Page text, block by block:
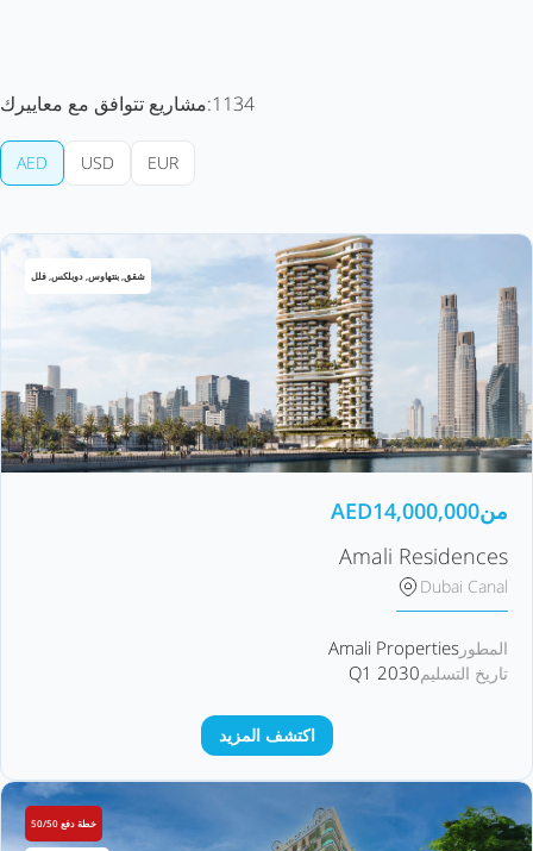
1134مشاريع تتوافق مع معاييرك:
AED USD EUR
شقق, بنتهاوس, دوبلكس, فلل
من AED14,000,000
Amali Residences
Dubai Canal
المطور Amali Properties
تاريخ التسليمQ1 2030
اكتشف المزيد
خطة دفع 50/50